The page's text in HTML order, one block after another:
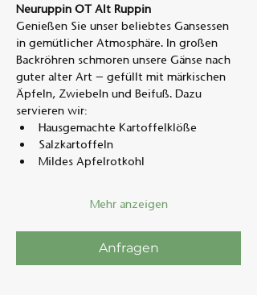
Neuruppin OT Alt Ruppin
Genießen Sie unser beliebtes Gansessen
in gemütlicher Atmosphäre. In großen
Backröhren schmoren unsere Gänse nach
guter alter Art – gefüllt mit märkischen
Äpfeln, Zwiebeln und Beifuß. Dazu
servieren wir:
Hausgemachte Kartoffelklöße
Salzkartoffeln
Mildes Apfelrotkohl
Mehr anzeigen
Anfragen